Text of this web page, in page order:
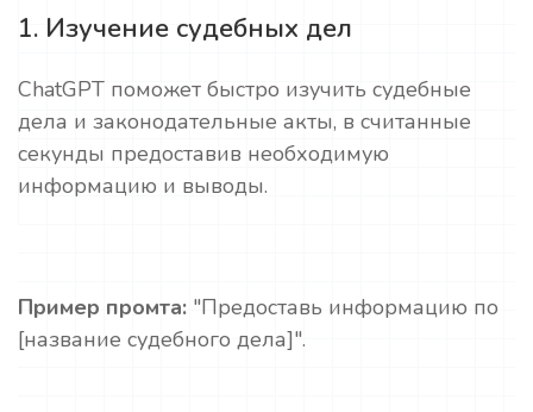
1. Изучение судебных дел
ChatGPT поможет быстро изучить судебные
дела и законодательные акты, в считанные
секунды предоставив необходимую
информацию и выводы.
Пример промта: "Предоставь информацию по
[название судебного дела]".